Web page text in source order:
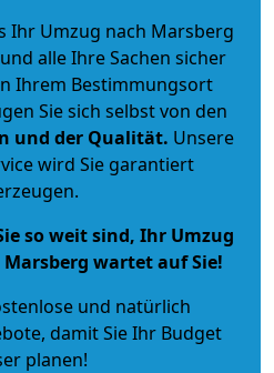
Ihr Umzug nach Marsberg
alle Ihre Sachen sicher
Ihrem Bestimmungsort
Sie sich selbst von den
und der Qualität. Unsere
wird Sie garantiert
so weit sind, Ihr Umzug
wartet auf Sie!
und natürlich
, damit Sie Ihr Budget
planen!